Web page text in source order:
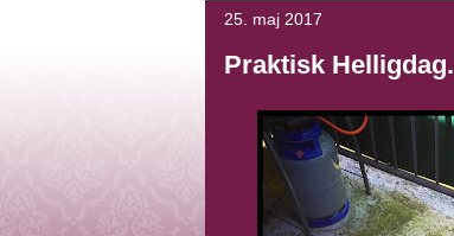
25. maj 2017
Praktisk Helligdag.